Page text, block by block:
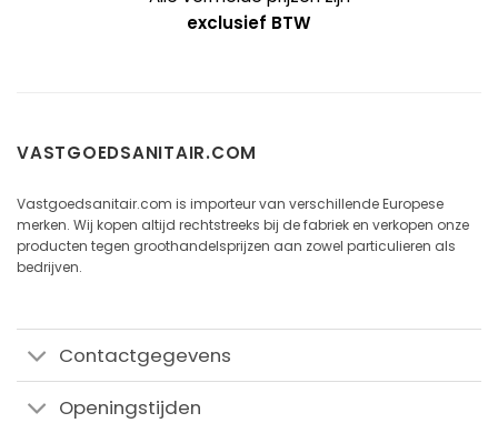
exclusief BTW
VASTGOEDSANITAIR.COM
Vastgoedsanitair.com is importeur van verschillende Europese
merken. Wij kopen altijd rechtstreeks bij de fabriek en verkopen onze
producten tegen groothandelsprijzen aan zowel particulieren als
bedrijven.
Contactgegevens
Openingstijden